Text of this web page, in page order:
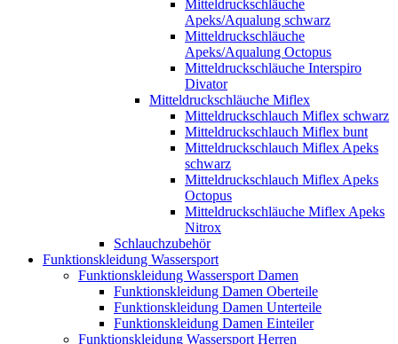
Mitteldruckschläuche
Apeks/Aqualung schwarz
Mitteldruckschläuche
Apeks/Aqualung Octopus
Mitteldruckschläuche Interspiro
Divator
Mitteldruckschläuche Miflex
Mitteldruckschlauch Miflex schwarz
Mitteldruckschlauch Miflex bunt
Mitteldruckschlauch Miflex Apeks
schwarz
Mitteldruckschlauch Miflex Apeks
Octopus
Mitteldruckschläuche Miflex Apeks
Nitrox
Schlauchzubehör
Funktionskleidung Wassersport
Funktionskleidung Wassersport Damen
Funktionskleidung Damen Oberteile
Funktionskleidung Damen Unterteile
Funktionskleidung Damen Einteiler
Funktionskleidung Wassersport Herren